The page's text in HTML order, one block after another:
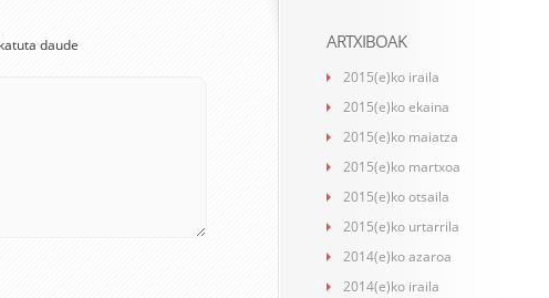
daude ARTXIBOAK
2015(e)ko iraila
2015(e)ko ekaina
2015(e)ko maiatza
2015(e)ko martxoa
2015(e)ko otsaila
2015(e)ko urtarrila
2014(e)ko azaroa
2014(e)ko iraila